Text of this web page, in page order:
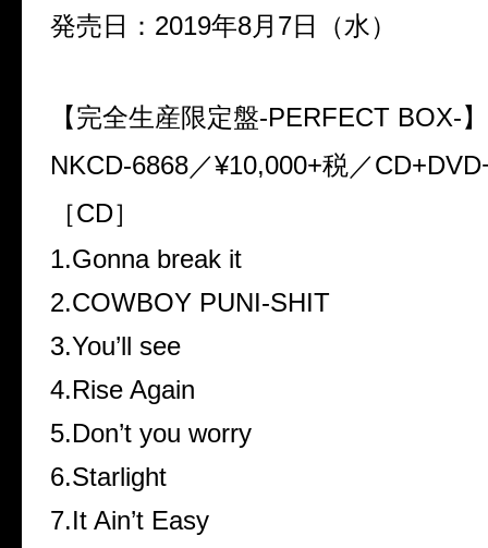
発売日： 2019年8月 7日（水）
【完全生産限定盤-PERFECT BOX-】
NKCD-6868／¥10,000+税／
［CD］
1.Gonna break it
2.COWBOY PUNI-SHIT
3.You’ll see
4.Rise Again
5.Don’t you worry
6.Starlight
7.It Ain’t Easy